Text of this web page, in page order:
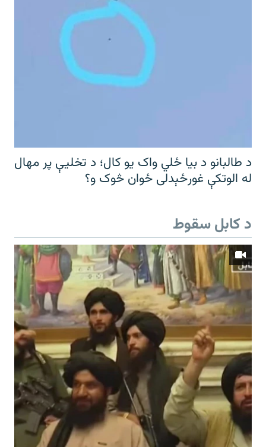
د طالبانو د بیا ځلي واک یو کال؛ د تخلیې پر مهال
له الوتکې غورځېدلی ځوان څوک و؟
د کابل سقوط